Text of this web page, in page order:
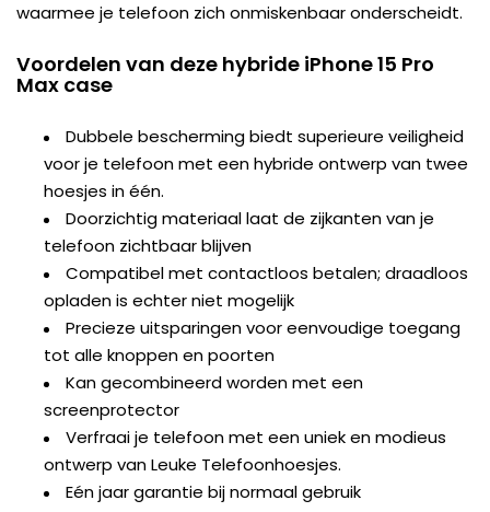
waarmee je telefoon zich onmiskenbaar onderscheidt.
Voordelen van deze hybride iPhone 15 Pro
Max case
Dubbele bescherming biedt superieure veiligheid
voor je telefoon met een hybride ontwerp van twee
hoesjes in één.
Doorzichtig materiaal laat de zijkanten van je
telefoon zichtbaar blijven
Compatibel met contactloos betalen; draadloos
opladen is echter niet mogelijk
Precieze uitsparingen voor eenvoudige toegang
tot alle knoppen en poorten
Kan gecombineerd worden met een
screenprotector
Verfraai je telefoon met een uniek en modieus
ontwerp van Leuke Telefoonhoesjes.
Eén jaar garantie bij normaal gebruik